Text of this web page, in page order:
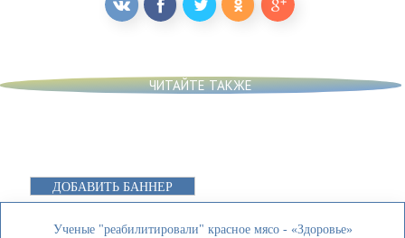
ЧИТАЙТЕ ТАКЖЕ
ДОБАВИТЬ БАННЕР
Ученые "реабилитировали" красное мясо - «Здоровье»